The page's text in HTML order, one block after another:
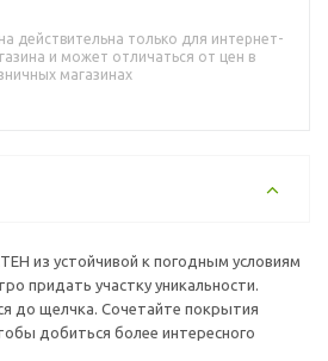
действительна только для интернет-
и может отличаться от цен в
магазинах
из устойчивой к погодным условиям
придать участку уникальности.
до щелчка. Сочетайте покрытия
добиться более интересного